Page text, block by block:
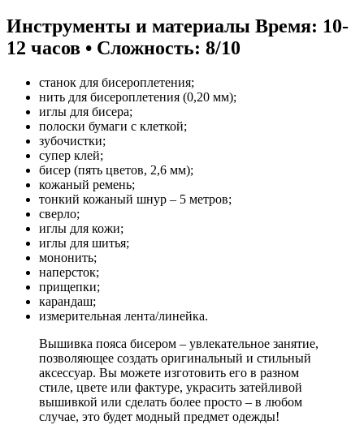
Инструменты и материалы Время: 10-
12 часов • Сложность: 8/10
станок для бисероплетения;
нить для бисероплетения (0,20 мм);
иглы для бисера;
полоски бумаги с клеткой;
зубочистки;
супер клей;
бисер (пять цветов, 2,6 мм);
кожаный ремень;
тонкий кожаный шнур – 5 метров;
сверло;
иглы для кожи;
иглы для шитья;
мононить;
наперсток;
прищепки;
карандаш;
измерительная лента/линейка.
Вышивка пояса бисером – увлекательное занятие,
позволяющее создать оригинальный и стильный
аксессуар. Вы можете изготовить его в разном
стиле, цвете или фактуре, украсить затейливой
вышивкой или сделать более просто – в любом
случае, это будет модный предмет одежды!